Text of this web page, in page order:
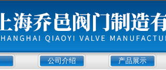
公司介绍 产品展示